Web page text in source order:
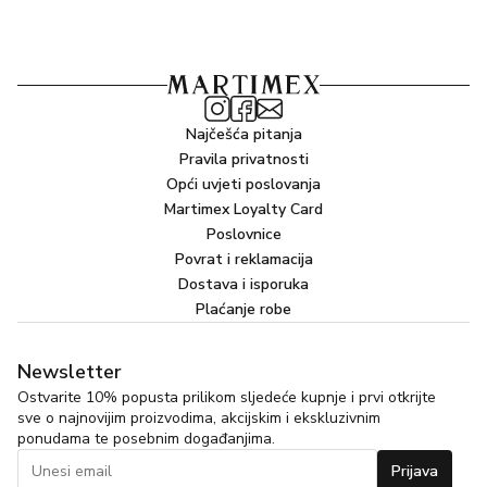
Najčešća pitanja
Pravila privatnosti
Opći uvjeti poslovanja
Martimex Loyalty Card
Poslovnice
Povrat i reklamacija
Dostava i isporuka
Plaćanje robe
Newsletter
Ostvarite 10% popusta prilikom sljedeće kupnje i prvi otkrijte
sve o najnovijim proizvodima, akcijskim i ekskluzivnim
ponudama te posebnim događanjima.
Prijava